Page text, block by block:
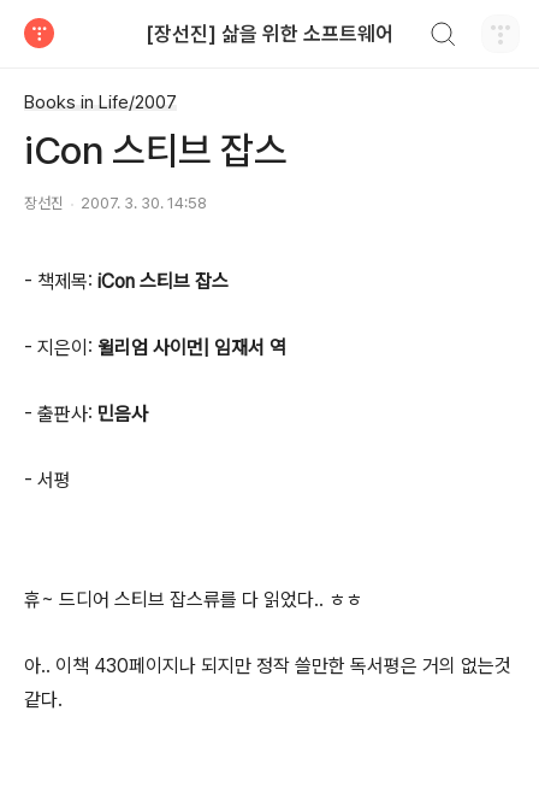
[장선진] 삶을 위한 소프트웨어
Books in Life/2007
iCon 스티브 잡스
장선진 2007. 3. 30. 14:58
- 책제목: iCon 스티브 잡스
- 지은이: 윌리엄 사이먼| 임재서 역
- 출판사: 민음사
- 서평
휴~ 드디어 스티브 잡스류를 다 읽었다.. ㅎㅎ
아.. 이책 430페이지나 되지만 정작 쓸만한 독서평은 거의 없는것
같다.